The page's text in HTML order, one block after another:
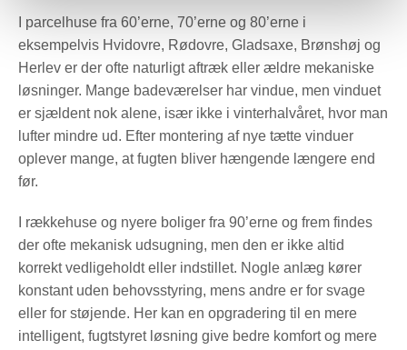
I parcelhuse fra 60’erne, 70’erne og 80’erne i
eksempelvis Hvidovre, Rødovre, Gladsaxe, Brønshøj og
Herlev er der ofte naturligt aftræk eller ældre mekaniske
løsninger. Mange badeværelser har vindue, men vinduet
er sjældent nok alene, især ikke i vinterhalvåret, hvor man
lufter mindre ud. Efter montering af nye tætte vinduer
oplever mange, at fugten bliver hængende længere end
før.
I rækkehuse og nyere boliger fra 90’erne og frem findes
der ofte mekanisk udsugning, men den er ikke altid
korrekt vedligeholdt eller indstillet. Nogle anlæg kører
konstant uden behovsstyring, mens andre er for svage
eller for støjende. Her kan en opgradering til en mere
intelligent, fugtstyret løsning give bedre komfort og mere